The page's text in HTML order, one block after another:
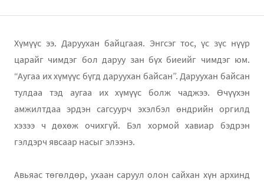
Хүмүүс ээ. Даруухан байцгаая. Энгсэг тос, үс зүс нүүр
царайг чимдэг бол даруу зан бүх биеийг чимдэг юм.
“Аугаа их хүмүүс бүгд даруухан байсан”. Даруухан байсан
тулдаа тэд аугаа их хүмүүс болж чаджээ. Өчүүхэн
амжилтдаа эрдэн сагсуурч эхэлбэл өндрийн оргилд
хэзээ ч дөхөж очихгүй. Бэл хормой хавиар бэдрэн
гэлдэрч явсаар насыг элээнэ.
Авьяас төгөлдөр, ухаан саруул олон сайхан хүн архинд